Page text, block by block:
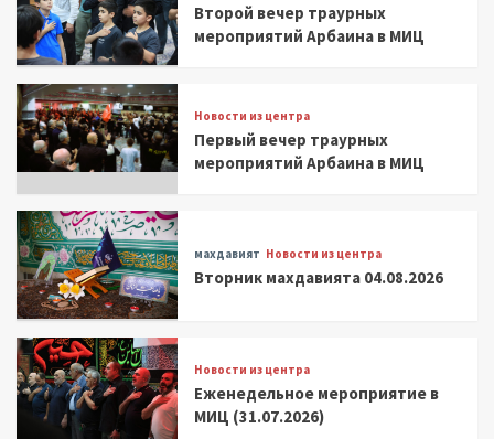
Второй вечер траурных
мероприятий Арбаина в МИЦ
Новости из центра
Первый вечер траурных
мероприятий Арбаина в МИЦ
махдавият Новости из центра
Вторник махдавията 04.08.2026
Новости из центра
Еженедельное мероприятие в
МИЦ (31.07.2026)